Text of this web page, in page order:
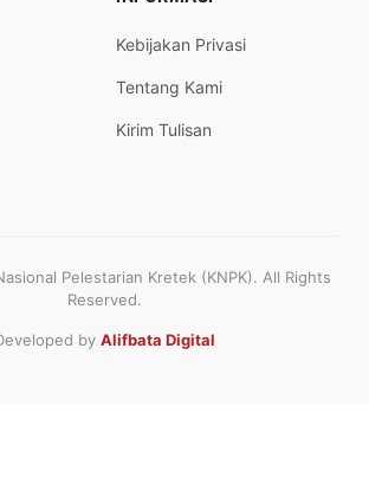
Kebijakan Privasi
Tentang Kami
Kirim Tulisan
Pelestarian Kretek (KNPK). All Rights
Reserved.
by Alifbata Digital